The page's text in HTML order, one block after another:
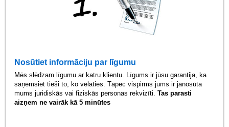
Nosūtiet informāciju par līgumu
Mēs slēdzam līgumu ar katru klientu. Līgums ir jūsu garantija, ka
saņemsiet tieši to, ko vēlaties. Tāpēc vispirms jums ir jānosūta
mums juridiskās vai fiziskās personas rekvizīti.Tas parasti
aizņem ne vairāk kā 5 minūtes